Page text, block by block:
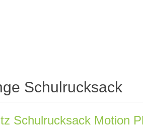
Schulrucksack
Schulrucksack Motion